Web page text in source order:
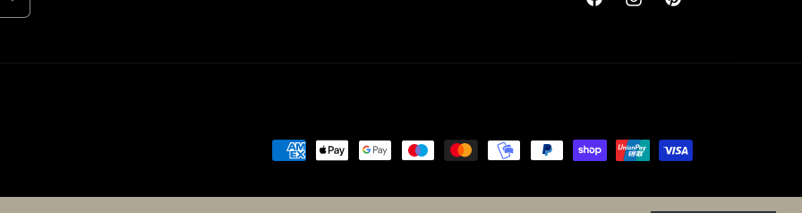
FacebookInstagramPinterest
Betaalmethoden